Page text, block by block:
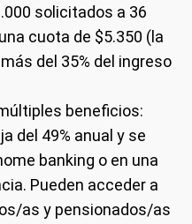
solicitados a 36
cuota de $5.350 (la
del 35% del ingreso
beneficios:
del 49% anual y se
banking o en una
Pueden acceder a
as y pensionados/as